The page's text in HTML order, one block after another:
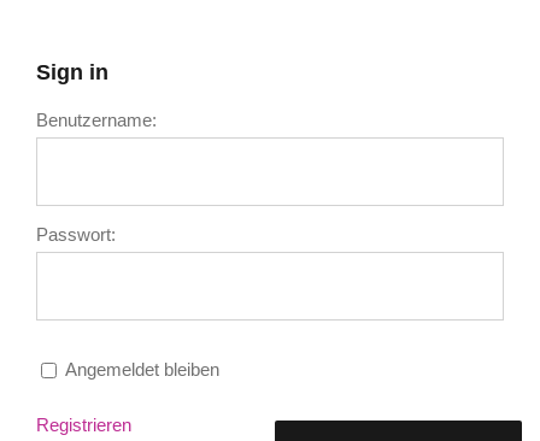
Sign in
Benutzername:
Passwort:
Angemeldet bleiben
Registrieren